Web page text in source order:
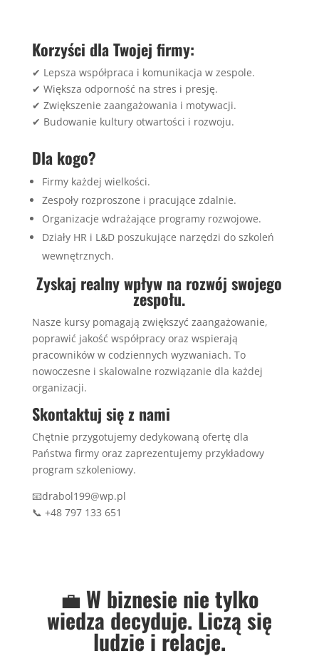
Korzyści dla Twojej firmy:
✔ Lepsza współpraca i komunikacja w zespole.
✔ Większa odporność na stres i presję.
✔ Zwiększenie zaangażowania i motywacji.
✔ Budowanie kultury otwartości i rozwoju.
Dla kogo?
Firmy każdej wielkości.
Zespoły rozproszone i pracujące zdalnie.
Organizacje wdrażające programy rozwojowe.
Działy HR i L&D poszukujące narzędzi do szkoleń
wewnętrznych.
Zyskaj realny wpływ na rozwój swojego
zespołu.
Nasze kursy pomagają zwiększyć zaangażowanie,
poprawić jakość współpracy oraz wspierają
pracowników w codziennych wyzwaniach. To
nowoczesne i skalowalne rozwiązanie dla każdej
organizacji.
Skontaktuj się z nami
Chętnie przygotujemy dedykowaną ofertę dla
Państwa firmy oraz zaprezentujemy przykładowy
program szkoleniowy.
📧drabol199@wp.pl
📞 +48 797 133 651
💼 W biznesie nie tylko
wiedza decyduje. Liczą się
ludzie i relacje.